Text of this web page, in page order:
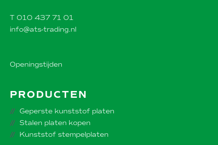
T 010 437 71 01
info@ats-trading.nl
Openingstijden
PRODUCTEN
Geperste kunststof platen
Stalen platen kopen
Kunststof stempelplaten